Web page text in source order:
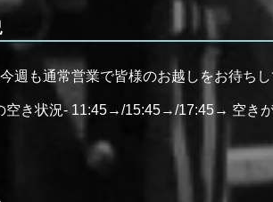
週も通常営業で皆様のお越しをお待ち
空き状況- 11:45→/15:45→/17:45→ 空き